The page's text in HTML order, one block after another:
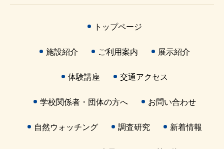
トップページ
施設紹介 ご利用案内 展示紹介
体験講座 交通アクセス
学校関係者・団体の方へ お問い合わせ
自然ウォッチング 調査研究 新着情報